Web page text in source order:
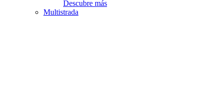
Descubre más
Multistrada